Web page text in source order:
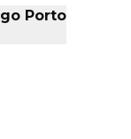
Porto